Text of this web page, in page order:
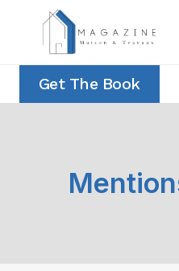
contenu
Get The Book